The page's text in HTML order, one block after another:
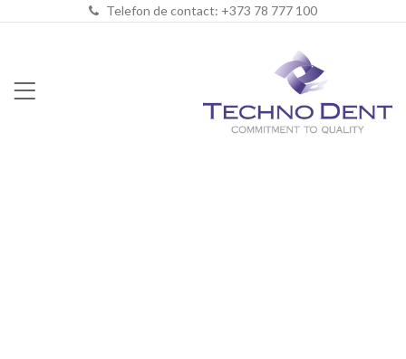
Telefon de contact: +373 78 777 100